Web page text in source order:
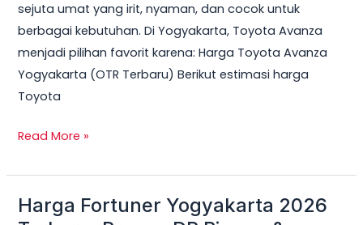
sejuta umat yang irit, nyaman, dan cocok untuk
berbagai kebutuhan. Di Yogyakarta, Toyota Avanza
menjadi pilihan favorit karena: Harga Toyota Avanza
Yogyakarta (OTR Terbaru) Berikut estimasi harga
Toyota
Read More »
Harga Fortuner Yogyakarta 2026
Harga